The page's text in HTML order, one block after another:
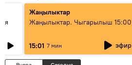
Жаңылыктар
Жаңылыктар. Чыгарылыш 15:00
15:01 7 мин эфир